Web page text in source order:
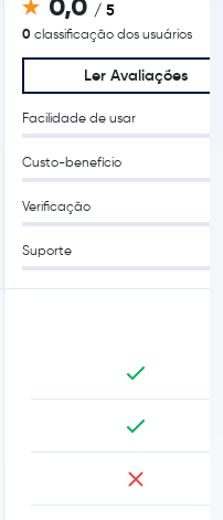
/ 5
0classificação dos usuários
Ler Avaliações
Facilidade de usar
Custo-benefício
Verificação
Suporte